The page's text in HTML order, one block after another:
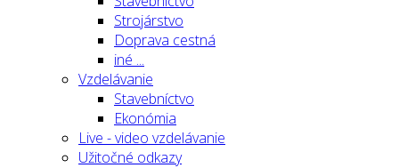
Strojárstvo
Doprava cestná
iné ...
Vzdelávanie
Stavebníctvo
Ekonómia
Live - video vzdelávanie
Užitočné odkazy